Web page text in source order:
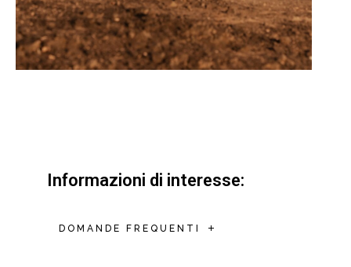
Informazioni di interesse:
DOMANDE FREQUENTI